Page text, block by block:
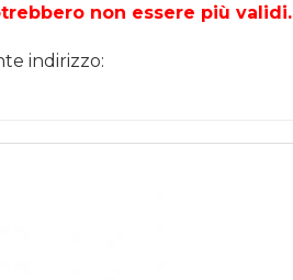
non essere più validi.
indirizzo: